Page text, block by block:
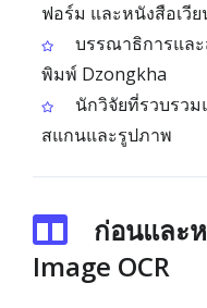
ฟอร์ม และหนังสือเวี
บรรณาธิการแล
พิมพ์ Dzongkha
นักวิจัยที่รวบรว
สแกนและรูปภาพ
ก่อนและ
Image OCR